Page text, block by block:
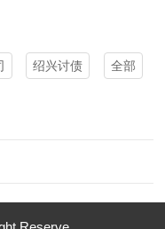
绍兴讨债 全部